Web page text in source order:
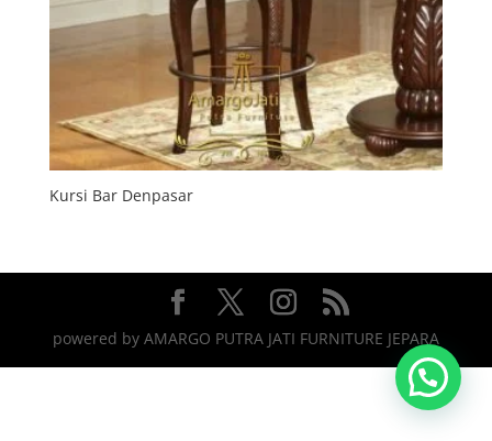
Kursi Bar Denpasar
powered by AMARGO PUTRA JATI FURNITURE JEPARA